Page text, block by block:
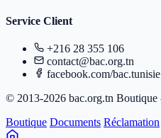
Service Client
+216 28 355 106
contact@bac.org.tn
facebook.com/bac.tunisie
© 2013-2026 bac.org.tn Boutique
Boutique Documents Réclamation